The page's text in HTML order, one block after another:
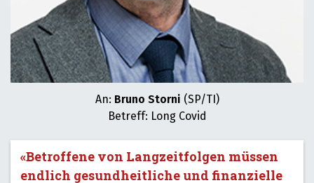
An: Bruno Storni (SP/TI)
Betreff: Long Covid
«Betroffene von Langzeitfolgen müssen
endlich gesundheitliche und finanzielle